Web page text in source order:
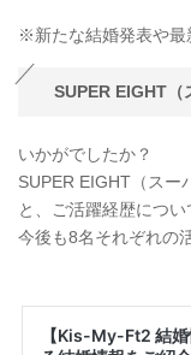
※新たな結婚発表や最
SUPER EIGHT（
いかがでしたか？
SUPER EIGHT（スー
と、ご活躍経歴につい
今後も8名それぞれの